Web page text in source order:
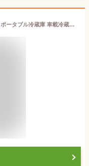
【クーポン適用で21,248円〜】LVYUAN ポータブル冷蔵庫 車載冷蔵庫 40L 大容量ポータブル 冷凍庫 -20℃〜20℃ 省エネ 急速冷凍 車載家庭両用 低電圧保護 AC・DCコード付き DC12V/24V AC100V コンプレッサー式 静音 車中泊 キャンプ アウトドア 1年保証